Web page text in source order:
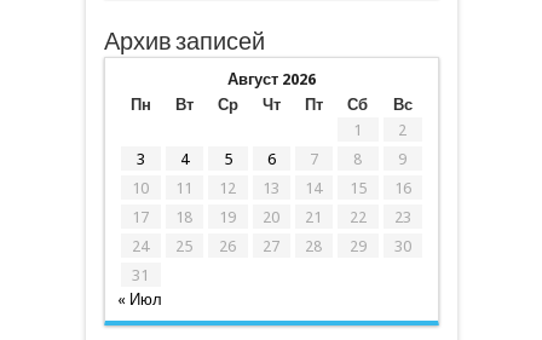
Архив записей
Август 2026
Пн
Вт Ср Чт Пт Сб
Вс
1
2
3
4 5 6 7 8
9
10
11 12 13 14 15
16
17
18 19 20 21 22
23
24
25 26 27 28 29
30
31
« Июл